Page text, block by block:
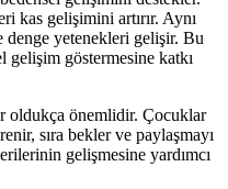
kas gelişimini artırır. Aynı
denge yetenekleri gelişir. Bu
gelişim göstermesine katkı
oldukça önemlidir. Çocuklar
sıra bekler ve paylaşmayı
gelişmesine yardımcı